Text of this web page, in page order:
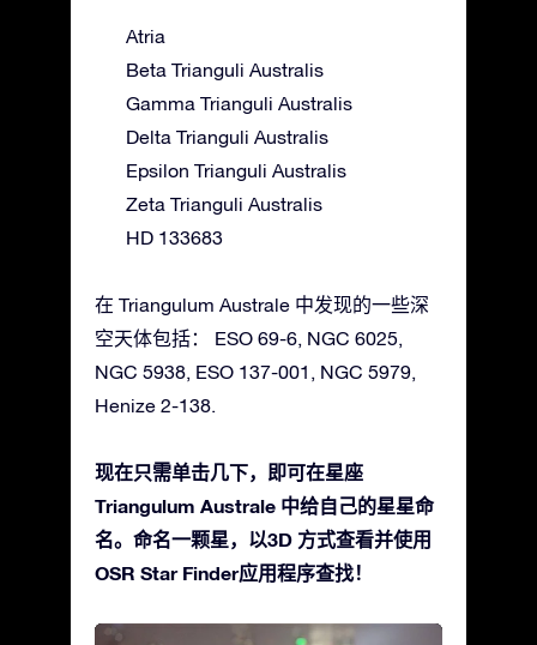
Atria
Beta Trianguli Australis
Gamma Trianguli Australis
Delta Trianguli Australis
Epsilon Trianguli Australis
Zeta Trianguli Australis
HD 133683
在 Triangulum Australe 中发现的一些深
空天体包括： ESO 69-6, NGC 6025,
NGC 5938, ESO 137-001, NGC 5979,
Henize 2-138.
现在只需单击几下，即可在星座
Triangulum Australe 中给自己的星星命
名。命名一颗星，以3D 方式查看并使用
OSR Star Finder应用程序查找！